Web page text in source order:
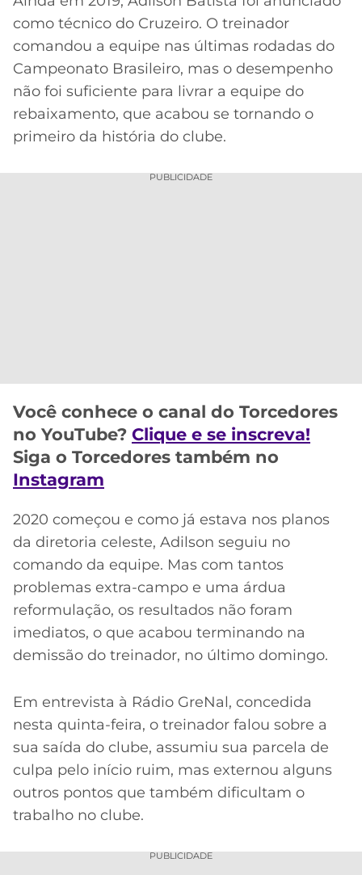
CÓDIGO
DE
INDICAÇÃO
BET365
CÓDIGO
BETANO
2026
CORINTHIANS
SÃO
PAULO
SANTOS
GRÊMIO
ATLÉTICO
MG
CRUZEIRO
LIBERTADORES
COPA
DO
BRASIL
MERCADO
DA
BOLA
PALPITES
como técnico do Cruzeiro. O treinador
comandou a equipe nas últimas rodadas do
Campeonato Brasileiro, mas o desempenho
não foi suficiente para livrar a equipe do
rebaixamento, que acabou se tornando o
primeiro da história do clube.
PUBLICIDADE
Você conhece o canal do Torcedores
no YouTube? Clique e se inscreva!
Siga o Torcedores também no
Instagram
2020 começou e como já estava nos planos
da diretoria celeste, Adilson seguiu no
comando da equipe. Mas com tantos
problemas extra-campo e uma árdua
reformulação, os resultados não foram
imediatos, o que acabou terminando na
demissão do treinador, no último domingo.
Em entrevista à Rádio GreNal, concedida
nesta quinta-feira, o treinador falou sobre a
sua saída do clube, assumiu sua parcela de
culpa pelo início ruim, mas externou alguns
outros pontos que também dificultam o
trabalho no clube.
PUBLICIDADE